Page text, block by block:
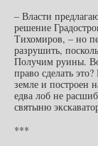
– Власти
решение
Тихомиров, – но
разрушить,
Получим руины.
право сделать
земле и построен
едва лоб не
святыню
***